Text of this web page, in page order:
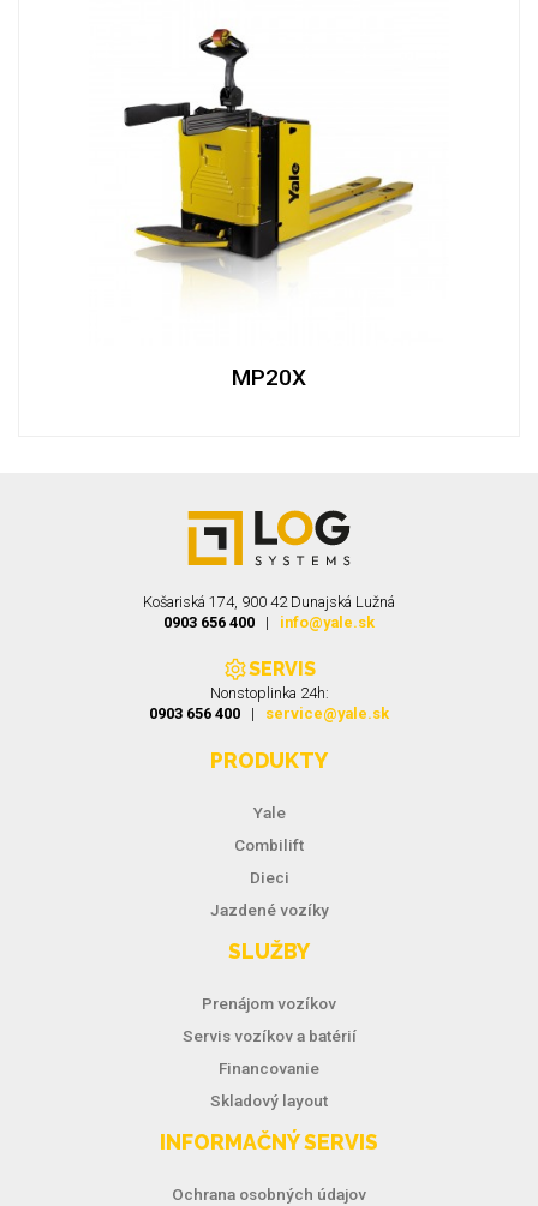
MP20X
Košariská 174, 900 42 Dunajská Lužná
0903 656 400 | info@yale.sk
SERVIS
Nonstoplinka 24h:
0903 656 400 | service@yale.sk
PRODUKTY
Yale
Combilift
Dieci
Jazdené vozíky
SLUŽBY
Prenájom vozíkov
Servis vozíkov a batérií
Financovanie
Skladový layout
INFORMAČNÝ SERVIS
Ochrana osobných údajov